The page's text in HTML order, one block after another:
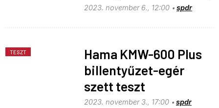
2023. november 6., 12:00 spdr
TESZT
Hama KMW-600 Plus
billentyűzet-egér
szett teszt
2023. november 3., 17:00 spdr